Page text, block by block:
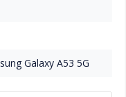
Galaxy A53 5G